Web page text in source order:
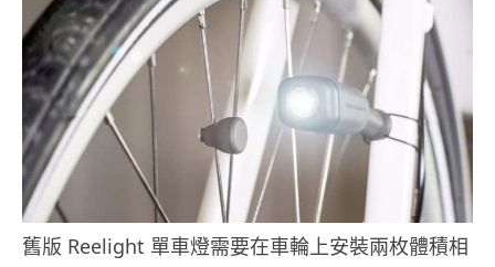
舊版 Reelight 單車燈需要在車輪上安裝兩枚體積相